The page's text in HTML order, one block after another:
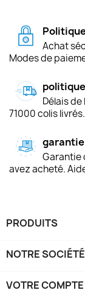
Achat
Modes de
Délais
71000 colis livrés.
garantie
Garantie
avez acheté.
PRODUITS
NOTRE SOCIÉTÉ
VOTRE COMPTE